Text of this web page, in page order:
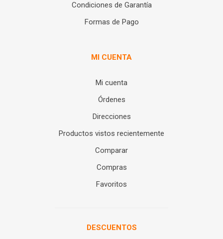
Condiciones de Garantía
Formas de Pago
MI CUENTA
Mi cuenta
Órdenes
Direcciones
Productos vistos recientemente
Comparar
Compras
Favoritos
DESCUENTOS